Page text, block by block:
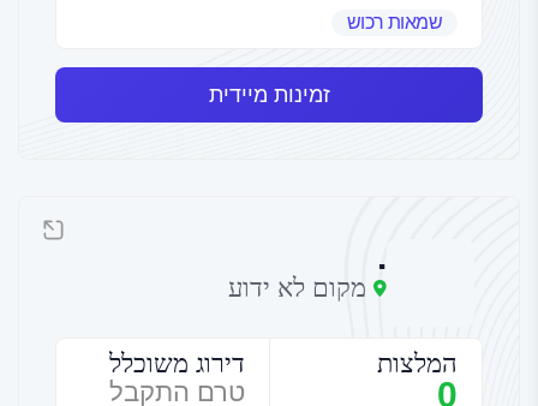
שמאות רכוש
זמינות מיידית
.
מקום לא ידוע
המלצות
0
דירוג משוכלל
טרם התקבל